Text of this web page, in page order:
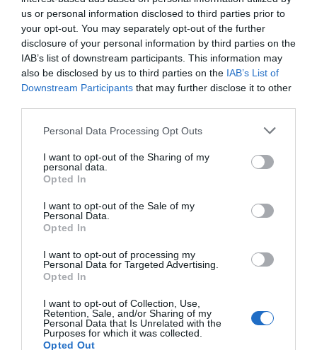
us or personal information disclosed to third parties prior to
your opt-out. You may separately opt-out of the further
disclosure of your personal information by third parties on the
IAB’s list of downstream participants. This information may
also be disclosed by us to third parties on the IAB’s List of
Downstream Participants that may further disclose it to other
Please note that this website/app uses one or more Google
not limited to your visit or usage behaviour. You may click to
grant or deny consent to Google and its third-party tags to
use your data for below specified purposes in below Google
consent section.
Personal Data Processing Opt Outs
I want to opt-out of the Sharing of my
personal data.
Opted In
I want to opt-out of the Sale of my
Personal Data.
Opted In
I want to opt-out of processing my
Personal Data for Targeted Advertising.
Opted In
I want to opt-out of Collection, Use,
Retention, Sale, and/or Sharing of my
Personal Data that Is Unrelated with the
Purposes for which it was collected.
Opted Out
Most pedig már nem lehetünk együtt, sajnos, elmúlt a
dolog – mondta szomorúan Patrícia, aki azt is elmondta,
hogy amikor rendbe akarták hozni a házasságukat, már
túl késő volt.
– Voltak nagyon nagy fellángolások mind testileg, mind
lelkileg, utaztunk újból, aztán visszajöttünk, hazajöttünk,
de nem működött. Picit talán fiatalok voltunk, ha 40-50
évesek lettünk volna, együtt maradunk.